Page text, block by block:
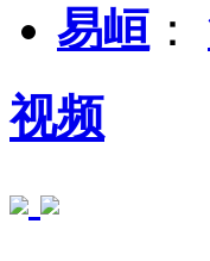
易峘 ：
视频